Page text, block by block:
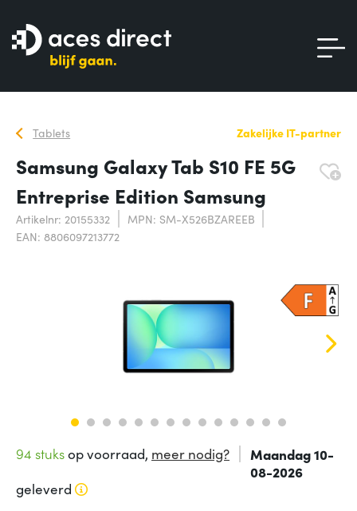
Tablets Zakelijke IT-partner
Samsung Galaxy Tab S10 FE 5G
Entreprise Edition Samsung
Artikelnr: 20155332
MPN: SM-X526BZAREEB
EAN: 8806097213772
94 stuksop voorraad, meer nodig?
Maandag 10-
08-2026
geleverd